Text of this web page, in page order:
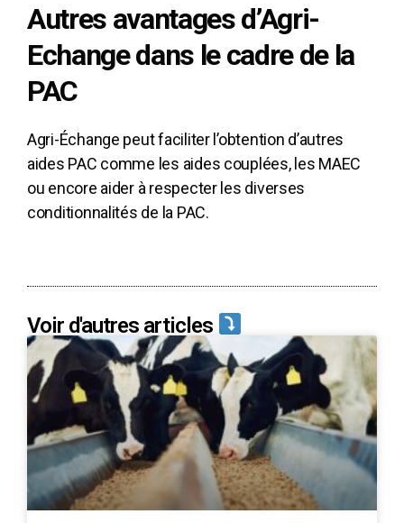
Autres avantages d’Agri-
Echange dans le cadre de la
PAC
Agri-Échange peut faciliter l’obtention d’autres
aides PAC comme les aides couplées, les MAEC
ou encore aider à respecter les diverses
conditionnalités de la PAC.
Voir d'autres articles